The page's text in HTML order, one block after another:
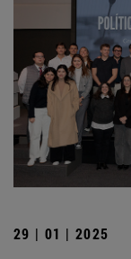
29 | 01 | 2025